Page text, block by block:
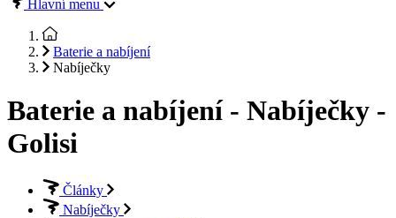
Hlavní menu
Baterie a nabíjení
Nabíječky
Baterie a nabíjení - Nabíječky -
Golisi
Články
Nabíječky